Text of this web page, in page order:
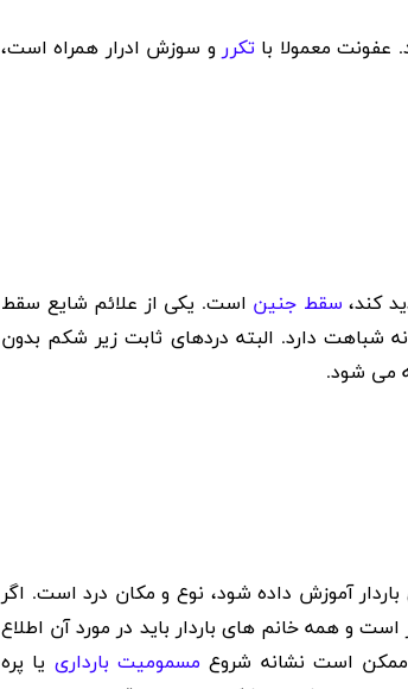
معمولا باتکرر و سوزش ادرار همراه است،
کند، سقط جنین است. یکی از علائم شایع سقط
شباهت دارد. البته دردهای ثابت زیر شکم بدون
می شود.
آموزش داده شود، نوع و مکان درد است. اگر
و همه خانم های باردار باید در مورد آن اطلاع
ممکن است نشانه شروع مسمومیت بارداری یا پره